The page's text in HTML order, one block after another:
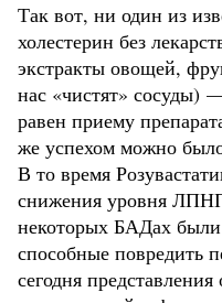
Так вот, ни один из
холестерин без
экстракты овощей,
нас «чистят» сосуды)
равен приему
же успехом можно
В то время
снижения уровня
некоторых БАДах
способные повредить
сегодня